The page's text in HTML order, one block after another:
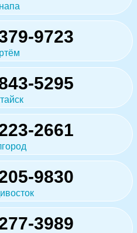
9723
5295
2661
9830
3989